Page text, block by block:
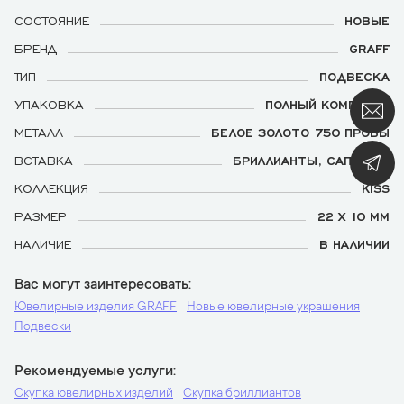
СОСТОЯНИЕ
НОВЫЕ
БРЕНД
GRAFF
ТИП
ПОДВЕСКА
УПАКОВКА
ПОЛНЫЙ КОМПЛЕКТ
МЕТАЛЛ
БЕЛОЕ ЗОЛОТО 750 ПРОБЫ
ВСТАВКА
БРИЛЛИАНТЫ, САПФИРЫ
КОЛЛЕКЦИЯ
KISS
РАЗМЕР
22 Х 10 ММ
НАЛИЧИЕ
В НАЛИЧИИ
Вас могут заинтересовать
Ювелирные изделия GRAFF
Новые ювелирные украшения
Подвески
Рекомендуемые услуги
Скупка ювелирных изделий
Скупка бриллиантов